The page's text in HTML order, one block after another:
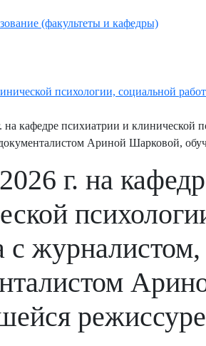
(факультеты и кафедры)
психологии, социальной
на кафедре психиатрии и клинической
Ариной Шарковой,
г. на
с